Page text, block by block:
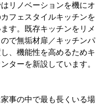
リノベーションを機にオ
フェスタイルキッチンを
す。既存キッチンをリメ
で無垢材扉／キッチンパ
、機能性を高めるためキ
ターを新設しています。
事の中で最も長くいる場